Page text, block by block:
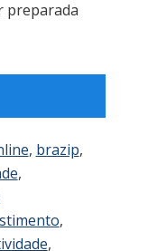
preparada
, brazip,
,
,
,